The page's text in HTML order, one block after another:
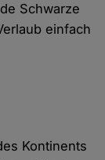
Schwarze
einfach
Kontinents